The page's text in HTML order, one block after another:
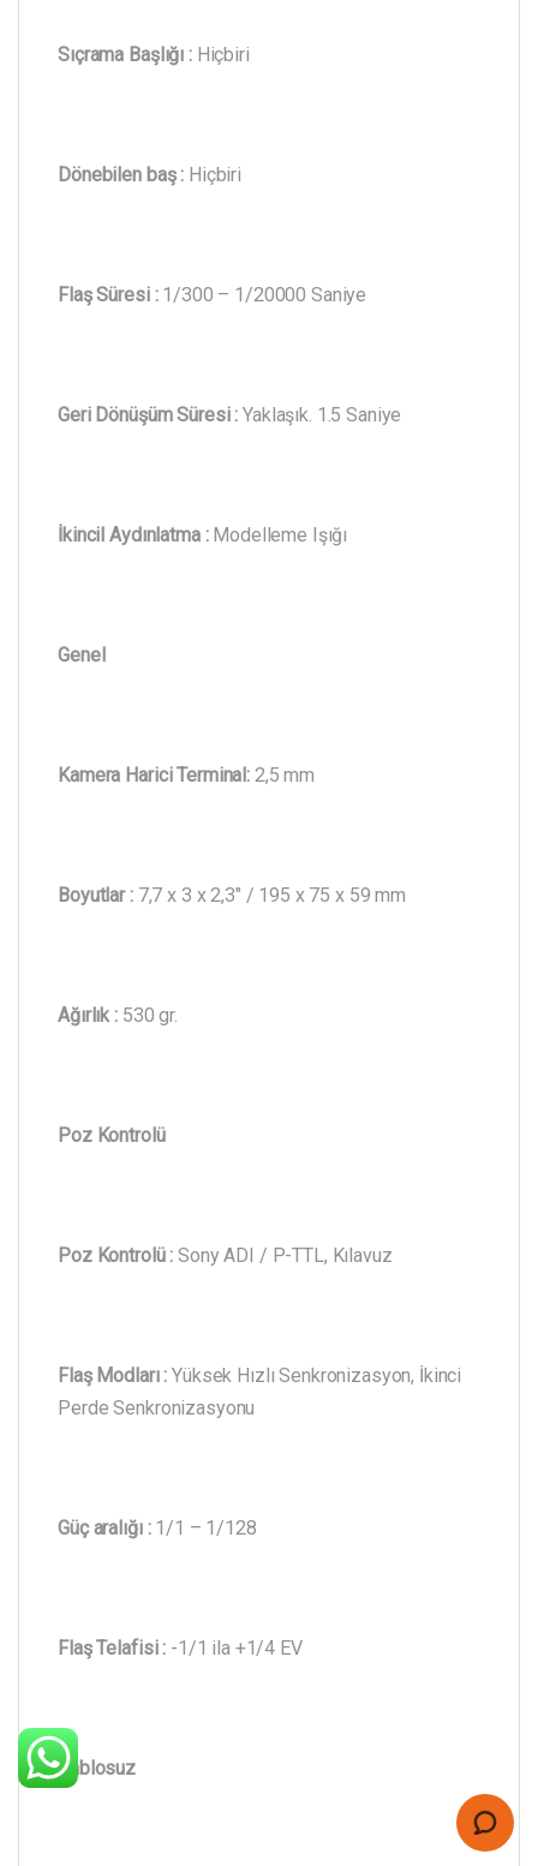
Sıçrama Başlığı : Hiçbiri
Dönebilen baş : Hiçbiri
Flaş Süresi : 1/300 – 1/20000 Saniye
Geri Dönüşüm Süresi :Yaklaşık. 1.5 Saniye
İkincil Aydınlatma : Modelleme Işığı
Genel
Kamera Harici Terminal: 2,5 mm
Boyutlar : 7,7 x 3 x 2,3″ / 195 x 75 x 59 mm
Ağırlık : 530 gr.
Poz Kontrolü
Poz Kontrolü :Sony ADI / P-TTL, Kılavuz
Flaş Modları :Yüksek Hızlı Senkronizasyon, İkinci
Perde Senkronizasyonu
Güç aralığı : 1/1 – 1/128
Flaş Telafisi : -1/1 ila +1/4 EV
Kablosuz